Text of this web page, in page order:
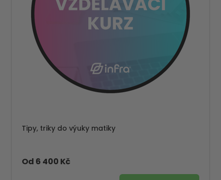
Tipy, triky do výuky matiky
Od 6 400 Kč